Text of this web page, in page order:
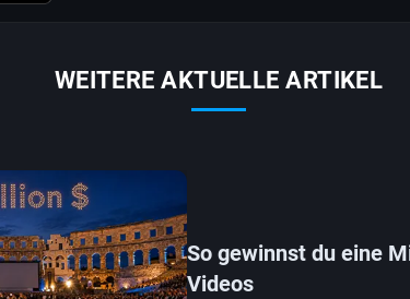
WEITERE AKTUELLE ARTIKEL
So gewinnst du eine
Videos